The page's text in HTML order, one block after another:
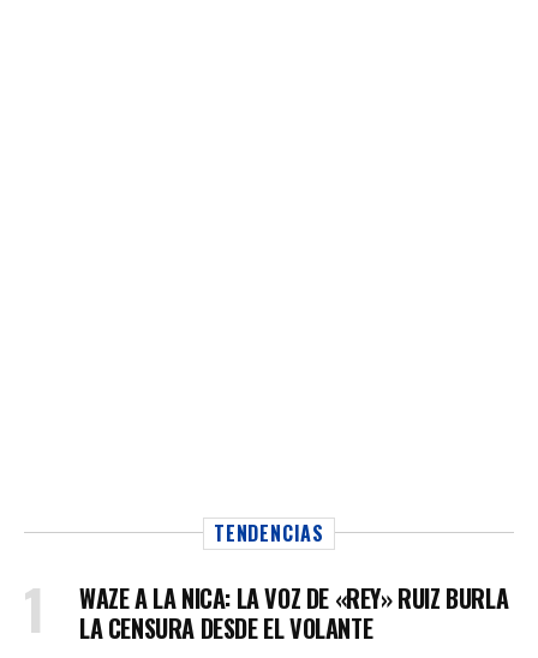
TENDENCIAS
WAZE A LA NICA: LA VOZ DE «REY» RUIZ BURLA
LA CENSURA DESDE EL VOLANTE